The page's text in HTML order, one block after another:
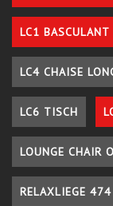
LC1 BASCULANT
LC4 CHAISE
LC6 TISCH
LOUNGE CHAIR
RELAXLIEGE 474